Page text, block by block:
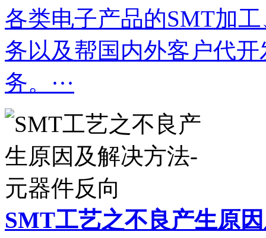
各类电子产品的SMT加
务以及帮国内外客户代
务。···
SMT工艺之不良产生原因